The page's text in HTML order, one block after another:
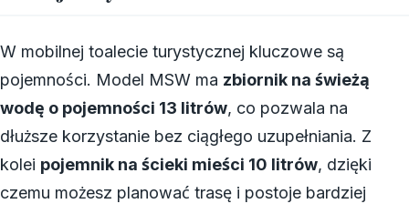
W mobilnej toalecie turystycznej kluczowe są
pojemności. Model MSW ma zbiornik na świeżą
wodę o pojemności 13 litrów, co pozwala na
dłuższe korzystanie bez ciągłego uzupełniania. Z
kolei pojemnik na ścieki mieści 10 litrów, dzięki
czemu możesz planować trasę i postoje bardziej